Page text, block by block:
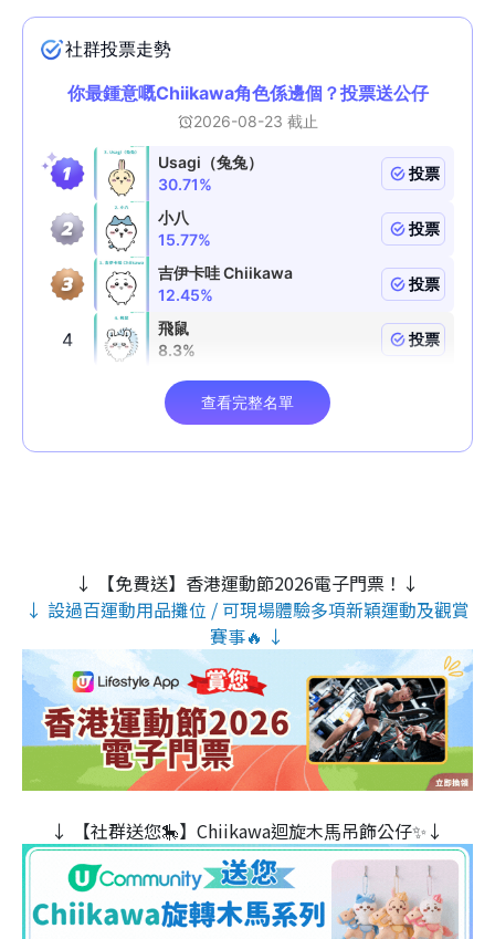
↓ 【免費送】香港運動節2026電子門票！↓
↓ 設過百運動用品攤位 / 可現場體驗多項新穎運動及觀賞
賽事🔥 ↓
↓ 【社群送您🎠】Chiikawa迴旋木⾺吊飾公仔✨↓